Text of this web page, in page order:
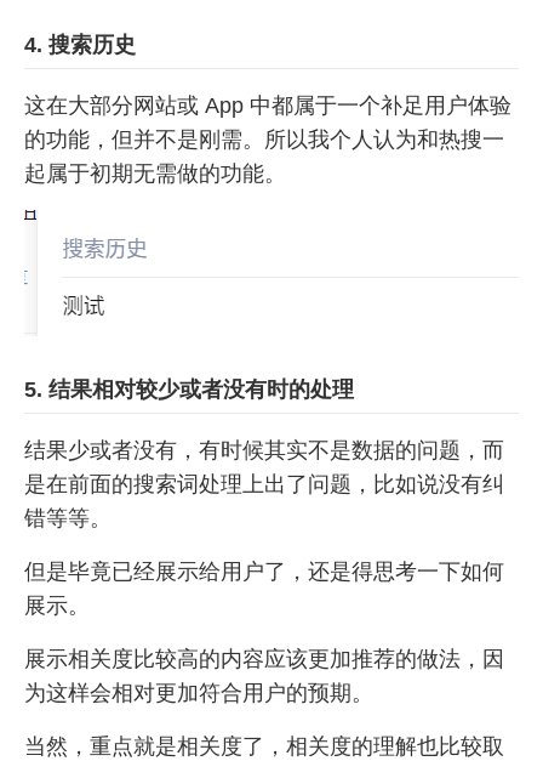
4. 搜索历史
这在大部分网站或 App 中都属于一个补足用户体验
的功能，但并不是刚需。所以我个人认为和热搜一
起属于初期无需做的功能。
5. 结果相对较少或者没有时的处理
结果少或者没有，有时候其实不是数据的问题，而
是在前面的搜索词处理上出了问题，比如说没有纠
错等等。
但是毕竟已经展示给用户了，还是得思考一下如何
展示。
展示相关度比较高的内容应该更加推荐的做法，因
为这样会相对更加符合用户的预期。
当然，重点就是相关度了，相关度的理解也比较取